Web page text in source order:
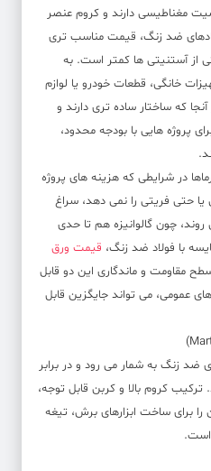
مغناطیسی دارند و کروم عنصر
ضد زنگ، قیمت مناسب تری
از آستنیتی ها کمتر است. به
خانگی، قطعات خودرو یا لوازم
که ساختار ساده تری دارند و
پروژه هایی با بودجه محدود،
در شرایطی که هزینه های پروژه
یا حتی فریتی را نمی دهد، سراغ
روند، چون گالوانیزه هم تا حدی
با فولاد ضد زنگ، قیمت ورق
مقاومت و ماندگاری این دو قابل
عمومی، می تواند جایگزین قابل
ضد زنگ به شمار می رود و در برابر
کروم بالا و کربن قابل توجه،
را برای ساخت ابزارهای برش، تیغه
است.